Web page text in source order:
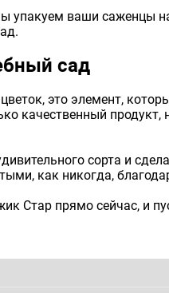
упакуем ваши саженцы
сад
это элемент,
качественный
сорта и
как никогда,
Стар прямо сейчас, и